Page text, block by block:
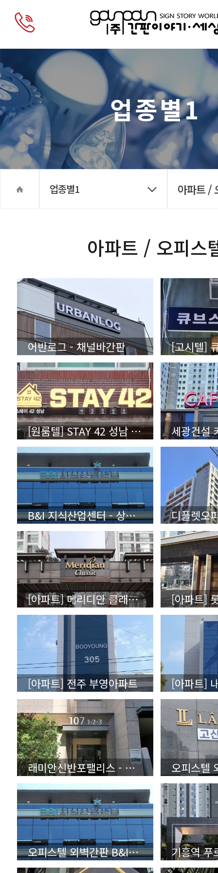
업종별1
업종별1 아파트 /
아파트 / 오피스
어반로그 - 채널바간판
[원룸텔] STAY 42 성남 - 상세보기(클릭)
B&I 지식산업센터 - 상세보기(클릭)
[아파트] 메리디안 클래식 - 상세보기(클릭)
[아파트] 전주 부영아파트 [아파트]
래미안신반포팰리스 - 상세보기(클릭)
오피스텔 외벽간판 B&I지식산업센터 - 상세보기(클릭) 기흥역 푸